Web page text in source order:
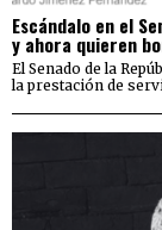
Escándalo en el
y ahora quieren
El Senado de la
la prestación de